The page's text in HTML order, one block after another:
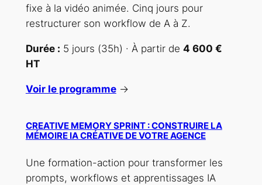
fixe à la vidéo animée. Cinq jours pour
restructurer son workflow de A à Z.
Durée : 5 jours (35h) · À partir de 4 600 €
HT
Voir le programme→
CREATIVE MEMORY SPRINT : CONSTRUIRE LA
MÉMOIRE IA CRÉATIVE DE VOTRE AGENCE
Une formation-action pour transformer les
prompts, workflows et apprentissages IA